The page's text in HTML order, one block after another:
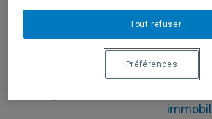
L’expert en gestion
L’expert
Tout refuser
Préférences